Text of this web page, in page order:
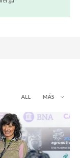
ALL MÁS